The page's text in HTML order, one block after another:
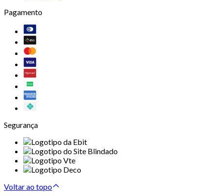
Pagamento
Segurança
Voltar ao topo